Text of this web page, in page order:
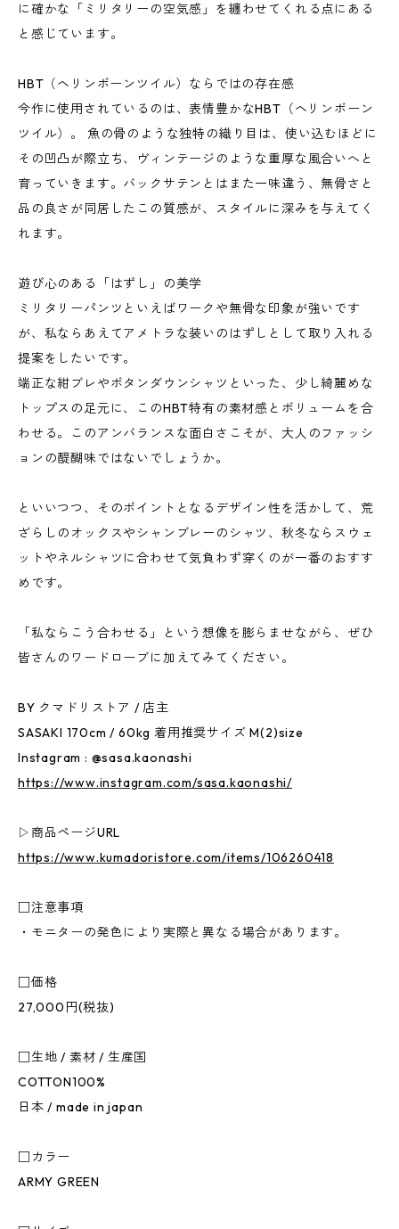
に確かな「ミリタリーの空気感」を纏わせてくれる点にある
と感じています。
HBT（ヘリンボーンツイル）ならではの存在感
今作に使用されているのは、表情豊かなHBT（ヘリンボーン
ツイル）。 魚の骨のような独特の織り目は、使い込むほどに
その凹凸が際立ち、ヴィンテージのような重厚な風合いへと
育っていきます。バックサテンとはまた一味違う、無骨さと
品の良さが同居したこの質感が、スタイルに深みを与えてく
れます。
遊び心のある「はずし」の美学
ミリタリーパンツといえばワークや無骨な印象が強いです
が、私ならあえてアメトラな装いのはずしとして取り入れる
提案をしたいです。
端正な紺ブレやボタンダウンシャツといった、少し綺麗めな
トップスの足元に、このHBT特有の素材感とボリュームを合
わせる。このアンバランスな面白さこそが、大人のファッシ
ョンの醍醐味ではないでしょうか。
といいつつ、そのポイントとなるデザイン性を活かして、荒
ざらしのオックスやシャンブレーのシャツ、秋冬ならスウェ
ットやネルシャツに合わせて気負わず穿くのが一番のおすす
めです。
「私ならこう合わせる」という想像を膨らませながら、ぜひ
皆さんのワードローブに加えてみてください。
BY クマドリストア / 店主
SASAKI 170cm / 60kg 着用推奨サイズ M(2)size
Instagram : @sasa.kaonashi
https://www.instagram.com/sasa.kaonashi/
▷商品ページURL
https://www.kumadoristore.com/items/106260418
□注意事項
・モニターの発色により実際と異なる場合があります。
□価格
27,000円(税抜)
□生地 / 素材 / 生産国
COTTON100%
日本 / made in japan
□カラー
ARMY GREEN